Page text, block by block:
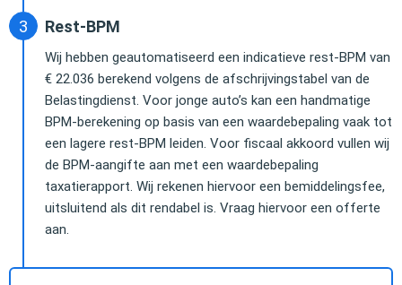
Rest-BPM
Wij hebben geautomatiseerd een indicatieve rest-BPM van
€ 22.036 berekend volgens de afschrijvingstabel van de
Belastingdienst. Voor jonge auto’s kan een handmatige
BPM-berekening op basis van een waardebepaling vaak tot
een lagere rest-BPM leiden. Voor fiscaal akkoord vullen wij
de BPM-aangifte aan met een waardebepaling
taxatierapport. Wij rekenen hiervoor een bemiddelingsfee,
uitsluitend als dit rendabel is. Vraag hiervoor een offerte
aan.